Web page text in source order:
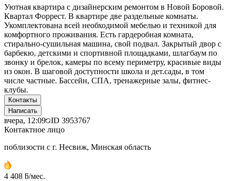
Уютная квартира с дизайнерским ремонтом в Новой Боровой.
Квартал Форрест. В квартире две раздельные комнаты.
Укомплектована всей необходимой мебелью и техникой для
комфортного проживания. Есть гардеробная комната,
стирально-сушильная машина, свой подвал. Закрытый двор с
барбекю, детскими и спортивной площадками, шлагбаум по
звонку и брелок, камеры по всему периметру, красивые виды
из окон. В шаговой доступности школа и дет.сады, в том
числе частные. Бассейн, СПА, тренажерные залы, фитнес-
клубы.
Контакты
Написать
вчера, 12:09 ID 3953767
Контактное лицо
поблизости с г. Несвиж, Минская область
4 408 ƃ/мес.